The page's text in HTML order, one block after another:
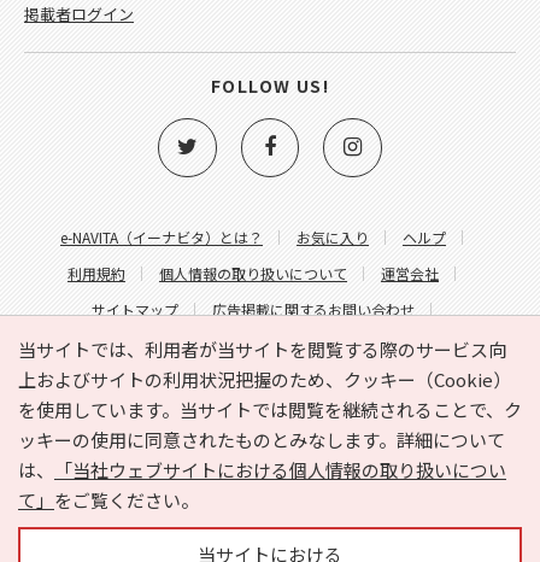
当サイトでは、利用者が当サイトを閲覧する際のサービス向
上およびサイトの利用状況把握のため、クッキー（Cookie）
を使用しています。当サイトでは閲覧を継続されることで、ク
ッキーの使用に同意されたものとみなします。詳細について
は、
「当社ウェブサイトにおける個人情報の取り扱いについ
て」 をご覧ください。
当サイトにおける
e-NAVITA（イーナビタ）とは？ お気に入り
ヘルプ
利用規約
個人情報の取り扱いについて
運営会社
サイトマップ
広告掲載に関するお問い合わせ
サイトの内容に関するお問い合わせ
掲載者ログイン
FOLLOW US!
Copyright © HYOJITO.Co.,Ltd. All Rights Reserved.